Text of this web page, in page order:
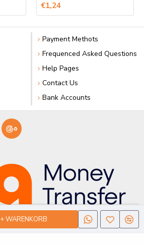
+ WARENKORB
€1,24
Payment Methots
Frequenced Asked Questions
Help Pages
Contact Us
Bank Accounts